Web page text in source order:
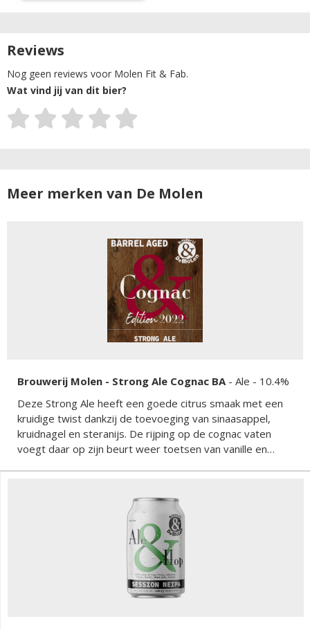
Reviews
Nog geen reviews voor Molen Fit & Fab.
Wat vind jij van dit bier?
Meer merken van De Molen
Brouwerij Molen - Strong Ale Cognac BA - Ale - 10.4%
Deze Strong Ale heeft een goede citrus smaak met een
kruidige twist dankzij de toevoeging van sinaasappel,
kruidnagel en steranijs. De rijping op de cognac vaten
voegt daar op zijn beurt weer toetsen van vanille en